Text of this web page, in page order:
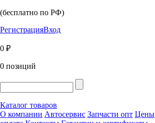
(бесплатно по РФ)
РегистрацияВход
0 ₽
0 позиций
Каталог товаров
О компании Автосервис Запчасти опт Цены